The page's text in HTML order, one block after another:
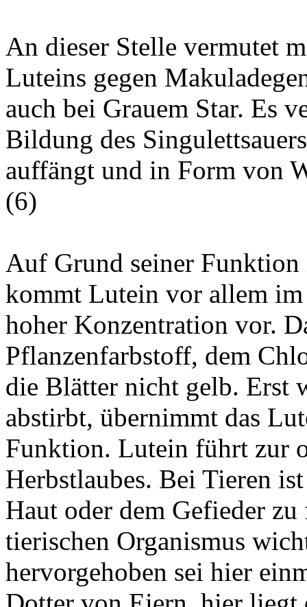
An dieser Stelle vermutet
Luteins gegen
auch bei Grauem Star. Es
Bildung des
auffängt und in Form von
(6)
Auf Grund seiner
kommt Lutein vor allem
hoher Konzentration vor.
Pflanzenfarbstoff, dem
die Blätter nicht gelb. Erst
abstirbt, übernimmt das
Funktion. Lutein führt zur
Herbstlaubes. Bei Tieren
Haut oder dem Gefieder
tierischen Organismus
hervorgehoben sei hier